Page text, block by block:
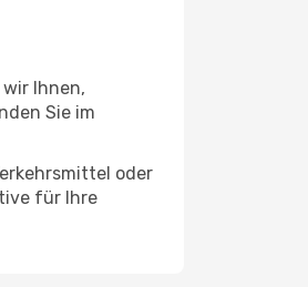
Ihnen,
Sie im
oder
für Ihre